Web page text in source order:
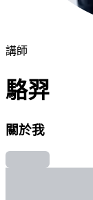
講師
駱羿
關於我